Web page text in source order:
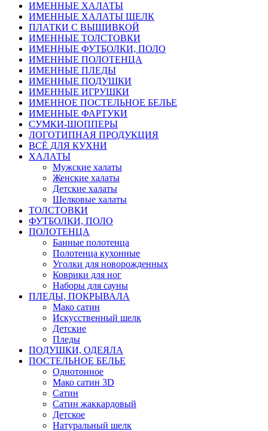
ИМЕННЫЕ ХАЛАТЫ
ИМЕННЫЕ ХАЛАТЫ ШЕЛК
ПЛАТКИ С ВЫШИВКОЙ
ИМЕННЫЕ ТОЛСТОВКИ
ИМЕННЫЕ ФУТБОЛКИ, ПОЛО
ИМЕННЫЕ ПОЛОТЕНЦА
ИМЕННЫЕ ПЛЕДЫ
ИМЕННЫЕ ПОДУШКИ
ИМЕННЫЕ ИГРУШКИ
ИМЕННОЕ ПОСТЕЛЬНОЕ БЕЛЬЕ
ИМЕННЫЕ ФАРТУКИ
СУМКИ-ШОППЕРЫ
ЛОГОТИПНАЯ ПРОДУКЦИЯ
ВСЁ ДЛЯ КУХНИ
ХАЛАТЫ
Мужские халаты
Женские халаты
Детские халаты
Шелковые халаты
ТОЛСТОВКИ
ФУТБОЛКИ, ПОЛО
ПОЛОТЕНЦА
Банные полотенца
Полотенца кухонные
Уголки для новорожденных
Коврики для ног
Наборы для сауны
ПЛЕДЫ, ПОКРЫВАЛА
Мако сатин
Искусственный шелк
Детские
Пледы
ПОДУШКИ, ОДЕЯЛА
ПОСТЕЛЬНОЕ БЕЛЬЕ
Однотонное
Мако сатин 3D
Сатин
Сатин жаккардовый
Детское
Натуральный шелк